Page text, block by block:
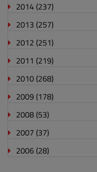
2014 (237)
2013 (257)
2012 (251)
2011 (219)
2010 (268)
2009 (178)
2008 (53)
2007 (37)
2006 (28)